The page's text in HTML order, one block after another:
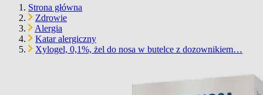
Strona główna
Zdrowie
Alergia
Katar alergiczny
Xylogel, 0,1%, żel do nosa w butelce z dozownikiem…